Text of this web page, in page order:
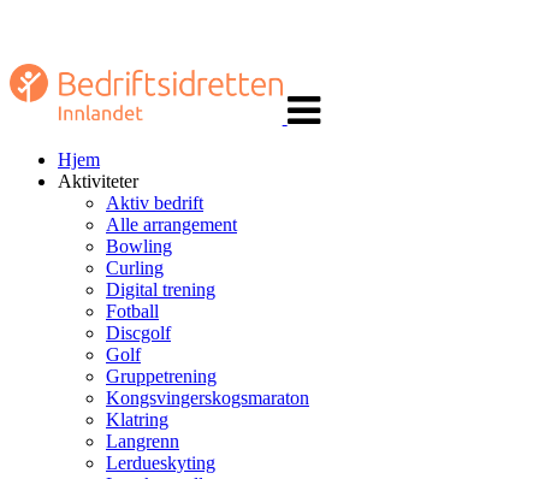
navigasjon
Hjem
Aktiviteter
Aktiv bedrift
Alle arrangement
Bowling
Curling
Digital trening
Fotball
Discgolf
Golf
Gruppetrening
Kongsvingerskogsmaraton
Klatring
Langrenn
Lerdueskyting